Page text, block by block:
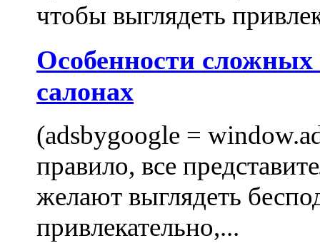
чтобы выглядеть
Особенности
салонах
(adsbygoogle =
правило, все
желают выглядеть
привлекательно,...